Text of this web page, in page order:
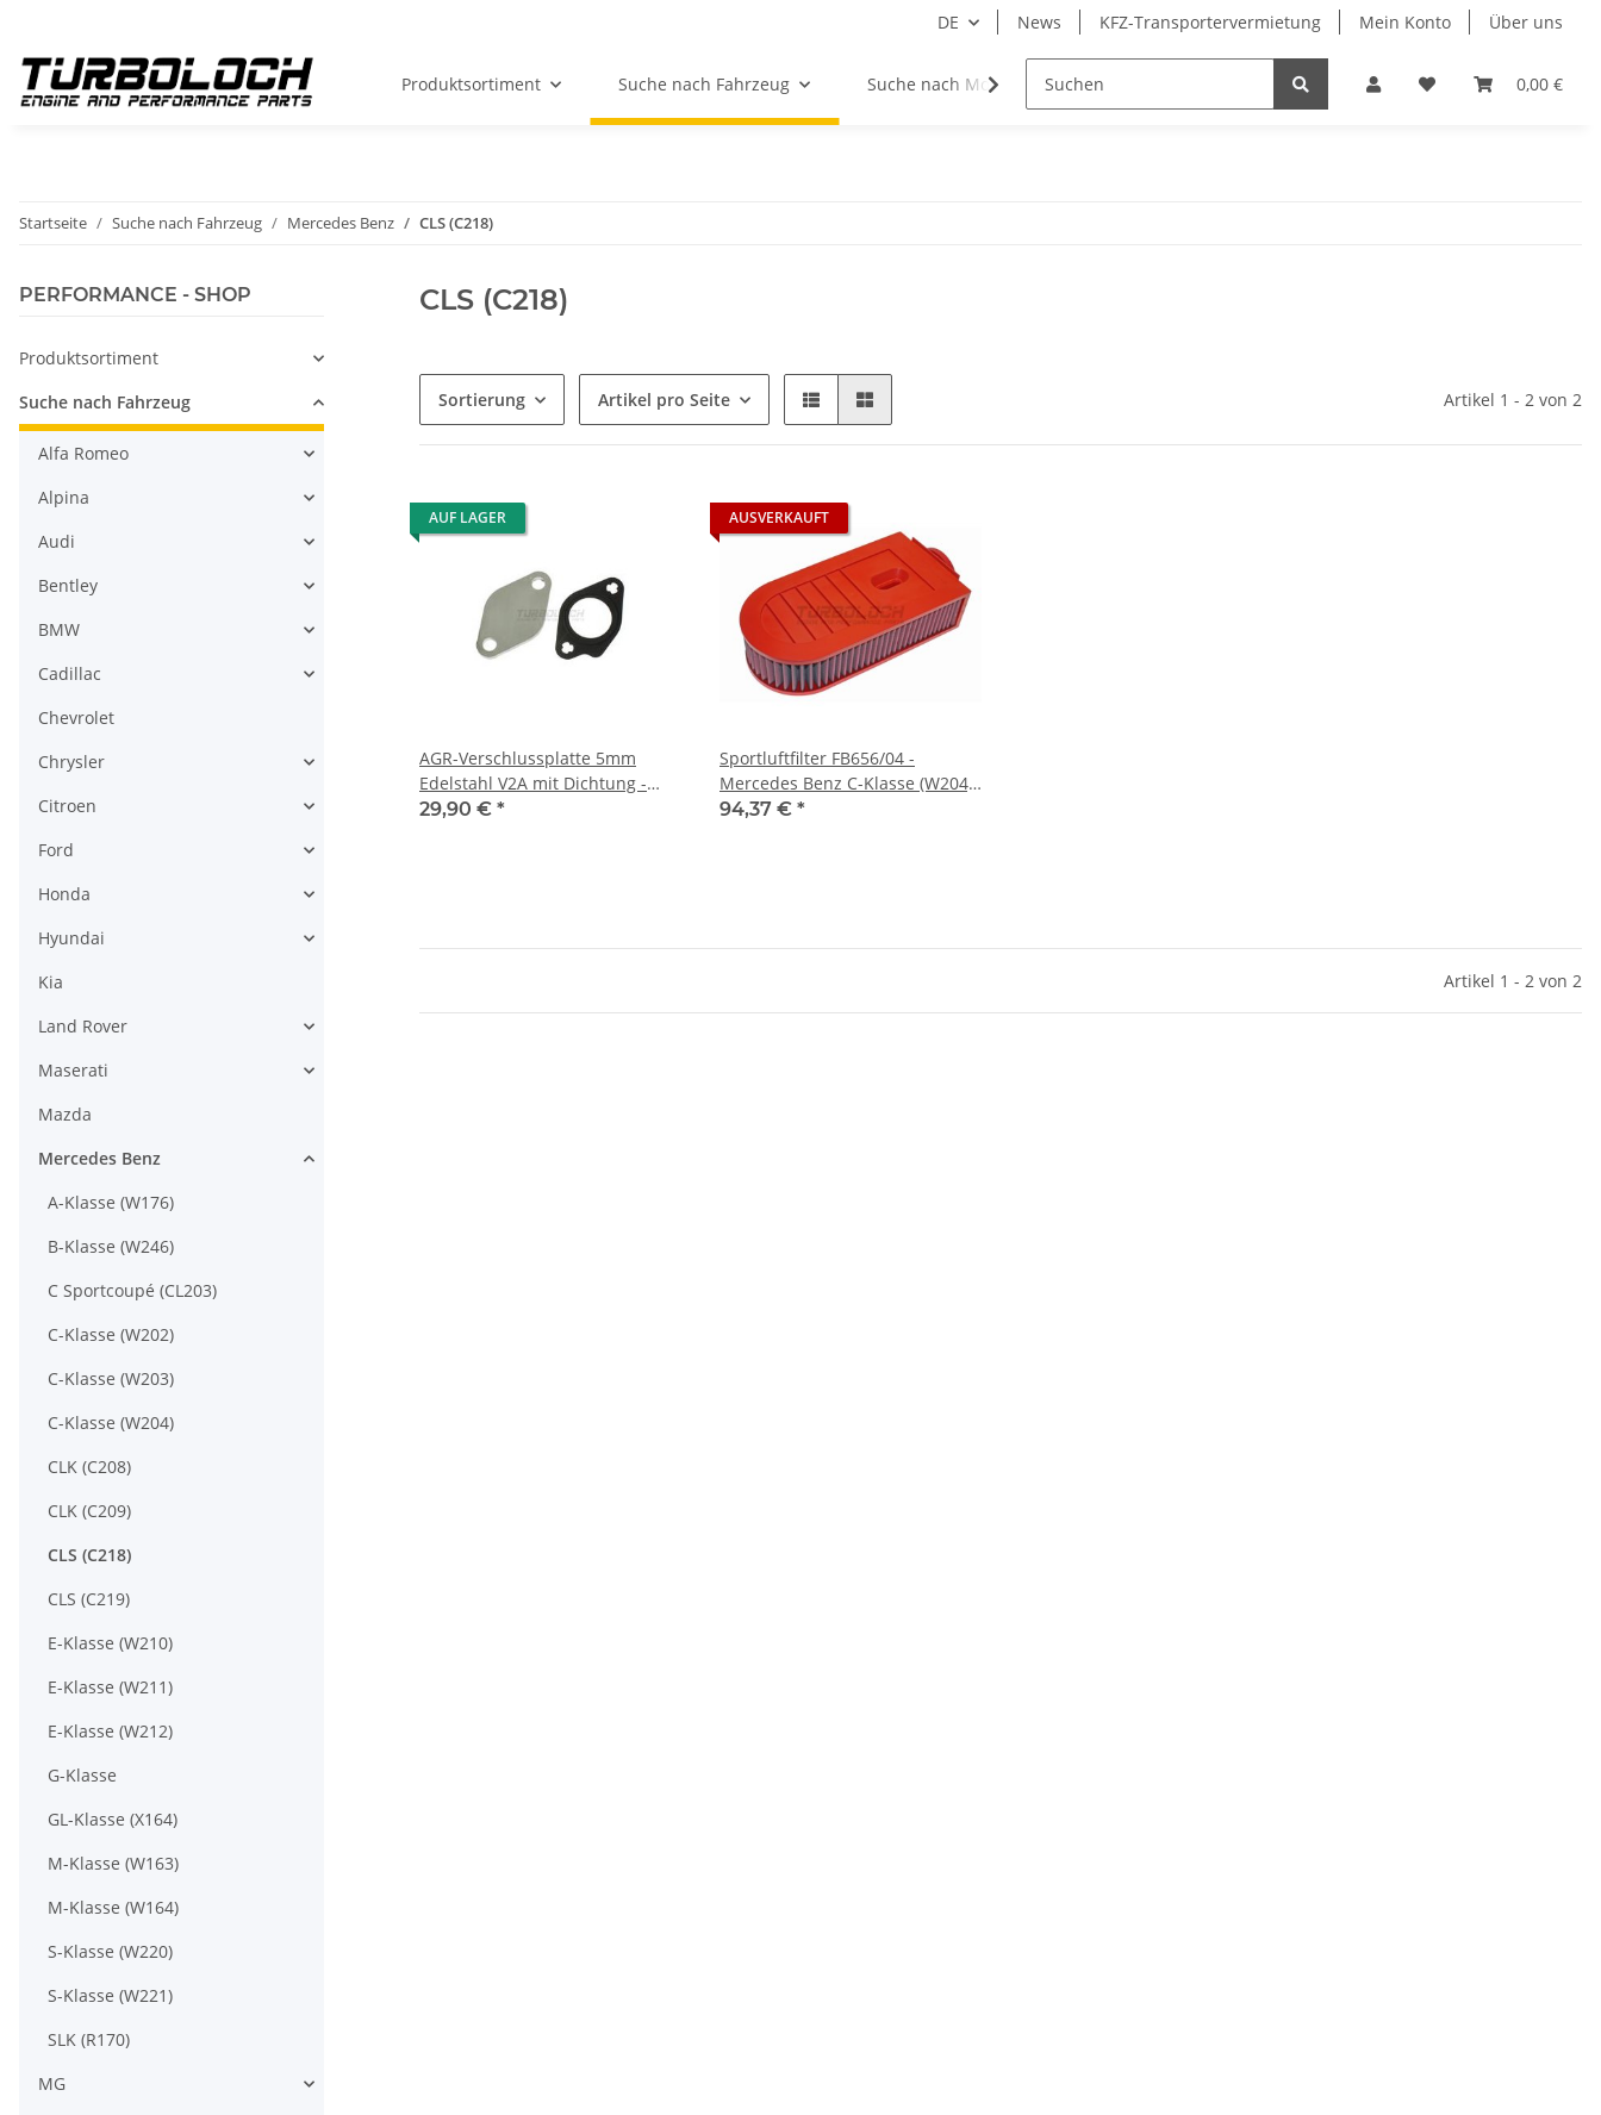
DE News KFZ-Transportervermietung Mein Konto Über uns
0,00 €
Produktsortiment Suche nach Fahrzeug Suche nach Motor Sonderangebote Merchandising
Startseite Suche nach Fahrzeug Mercedes Benz CLS (C218)
CLS (C218)
Sortierung Artikel pro Seite Artikel 1 - 2 von 2
AUF LAGER
AGR-Verschlussplatte 5mm
Edelstahl V2A mit Dichtung -
Chrysler Jeep Mercedes Benz
29,90 € *
AUSVERKAUFT
Sportluftfilter FB656/04 -
Mercedes Benz C-Klasse (W204)
E-Klasse (W212) CLS (C218) GLK
94,37 € *
Artikel 1 - 2 von 2
PERFORMANCE - SHOP
Produktsortiment
Suche nach Fahrzeug
Alfa Romeo
Alpina
Audi
Bentley
BMW
Cadillac
Chevrolet
Chrysler
Citroen
Ford
Honda
Hyundai
Kia
Land Rover
Maserati
Mazda
Mercedes Benz
A-Klasse (W176)
B-Klasse (W246)
C Sportcoupé (CL203)
C-Klasse (W202)
C-Klasse (W203)
C-Klasse (W204)
CLK (C208)
CLK (C209)
CLS (C218)
CLS (C219)
E-Klasse (W210)
E-Klasse (W211)
E-Klasse (W212)
G-Klasse
GL-Klasse (X164)
M-Klasse (W163)
M-Klasse (W164)
S-Klasse (W220)
S-Klasse (W221)
SLK (R170)
MG